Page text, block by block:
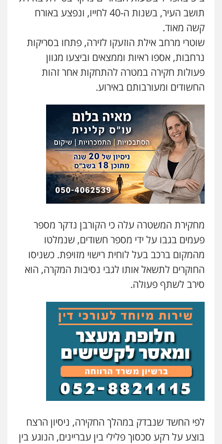
משפחה גישור
עו"ד זוהר ארבל
פלילי פשיעה חמורה מעצרים וחקירות
קטינים
עו"ד אסף דוק
פלילי עבירות מין סמים והימורים
חמורה חקירות ומעצרים צווארון לבן והונאה
0526885006
עו"ד שלי גורביץ – לוי
משפט פלילי פשיעה חמורה מעצרים
וחקירות צבאי תעבורה
0544218336
משרד עורכי דין חן ברוך
פלילי דיני תעבורה מעצרים וחקירות
0505078733
עו"ד קארין לגטיוי
פלילי פשיעה חמורה
0507446995
משרד עורכי דין טאי שרקי
פלילי אסירים תעבורה מרב"ד
0547556464
עו"ד אילן אלימלך
פלילי פשיעה חמורה תעבורה אסירים
0522992110
תושב העיר, בשנות ה-40 לחייו, ונפצע באורח
קשה מאוד.
שוטרי מרחב אילת הוזעקו לזירה, פתחו בסריקות
נרחבות, אספו ראיות וממצאים וביצעו מגוון
פעולות חקירה במטרה להתחקות אחר זהות
החשודים ומעורבותם באירוע.
מחקירת המשטרה עלה כי הקורבן נדקר מספר
פעמים בגבו על ידי מספר חשודים, שנמלטו
מהמקום ברכב בעל לוחית רישוי מזויפת. כשניסו
החוקרים לתשאל אותו לגבי נסיבות המקרה, הוא
סירב לשתף פעולה.
לפי החשד שנבדק במהלך החקירה, ניסיון הרצח
בוצע על רקע סכסוך פלילי בין עבריינים, הנוגע בין